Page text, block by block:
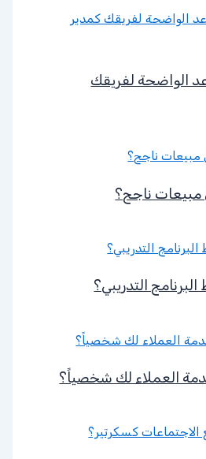
الواضحة لفريقك
ناجح؟
التدريبي؟
العملاء لك شخصياً؟